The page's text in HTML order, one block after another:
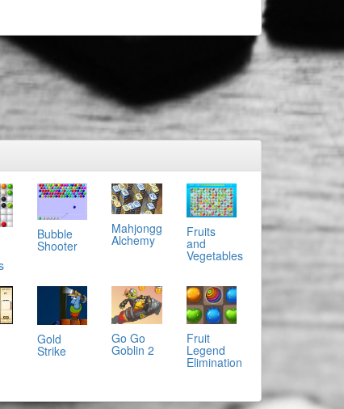
Bubble
Shooter
Mahjongg
Alchemy
Fruits
and
Vegetables
Gold
Strike
Go Go
Goblin 2
Fruit
Legend
Elimination